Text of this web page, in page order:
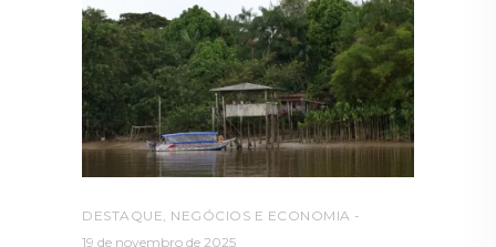
DESTAQUE, NEGÓCIOS E ECONOMIA
19 de novembro de 2025